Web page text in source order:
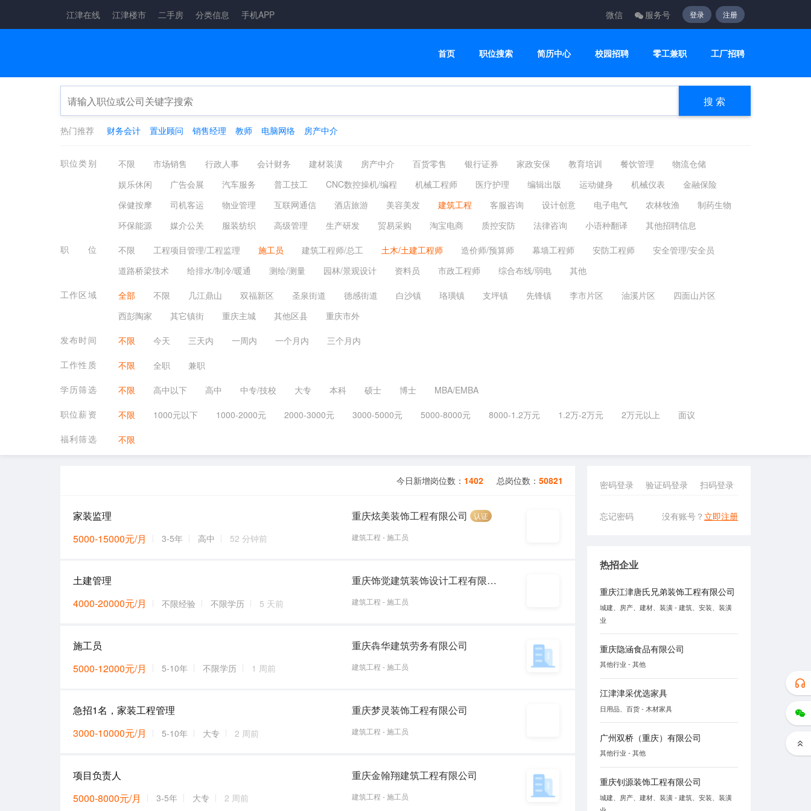
江津在线 江津楼市 二手房 分类信息 手机APP 微信 服务号 登录 注册
首页 职位搜索 简历中心 校园招聘 零工兼职 工厂招聘
搜 索
热门推荐 财务会计 置业顾问 销售经理 教师 电脑网络 房产中介
职位类别 不限 市场销售 行政人事 会计财务 建材装潢 房产中介 百货零售 银行证券 家政安保 教育培训 餐饮管理
物流仓储
娱乐休闲
广告会展 汽车服务 普工技工 CNC数控操机/编程 机械工程师 医疗护理 编辑出版 运动健身 机械仪表
金融保险
保健按摩
司机客运 物业管理 互联网通信 酒店旅游 美容美发 建筑工程 客服咨询 设计创意 电子电气 农林牧渔
制药生物
环保能源
媒介公关 服装纺织 高级管理 生产研发 贸易采购 淘宝电商 质控安防 法律咨询 小语种翻译
其他招聘信息
职位
不限 工程项目管理/工程监理 施工员 建筑工程师/总工 土木/土建工程师 造价师/预算师 幕墙工程师 安防工程师
安全管理/安全员
道路桥梁技术
给排水/制冷/暖通 测绘/测量 园林/景观设计 资料员 市政工程师 综合布线/弱电
其他
工作区域
全部 不限 几江鼎山 双福新区 圣泉街道 德感街道 白沙镇 珞璜镇 支坪镇 先锋镇 李市片区 油溪片区
四面山片区
西彭陶家
其它镇街 重庆主城 其他区县
重庆市外
发布时间
不限 今天 三天内 一周内 一个月内
三个月内
工作性质
不限 全职
兼职
学历筛选
不限 高中以下 高中 中专/技校 大专 本科 硕士 博士
MBA/EMBA
职位薪资
不限 1000元以下 1000-2000元 2000-3000元 3000-5000元 5000-8000元 8000-1.2万元 1.2万-2万元 2万元以上
面议
福利筛选
不限
今日新增岗位数： 1402 总岗位数：50821
家装监理
5000-15000元/月
3-5年 高中 52 分钟前
重庆炫美装饰工程有限公司 认证
建筑工程 - 施工员
土建管理
4000-20000元/月
不限经验 不限学历 5 天前
重庆饰觉建筑装饰设计工程有限公司
建筑工程 - 施工员
施工员
5000-12000元/月
5-10年 不限学历 1 周前
重庆犇华建筑劳务有限公司
建筑工程 - 施工员
急招1名，家装工程管理
3000-10000元/月
5-10年 大专 2 周前
重庆梦灵装饰工程有限公司
建筑工程 - 施工员
项目负责人
5000-8000元/月
3-5年 大专 2 周前
重庆金翰翔建筑工程有限公司
建筑工程 - 施工员
密码登录 验证码登录 扫码登录
忘记密码 没有账号？ 立即注册
热招企业
重庆江津唐氏兄弟装饰工程有限公司
城建、房产、建材、装潢 - 建筑、安装、装潢
业
重庆隐涵食品有限公司
其他行业 - 其他
江津津采优选家具
日用品、百货 - 木材家具
广州双桥（重庆）有限公司
其他行业 - 其他
重庆钊源装饰工程有限公司
城建、房产、建材、装潢 - 建筑、安装、装潢